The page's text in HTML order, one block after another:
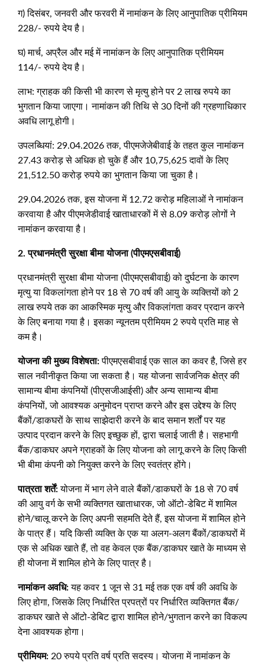
ग) दिसंबर, जनवरी और फरवरी में नामांकन के लिए आनुपातिक प्रीमियम
228/- रुपये देय है।
घ) मार्च, अप्रैल और मई में नामांकन के लिए आनुपातिक प्रीमियम
114/- रुपये देय है।
लाभ: ग्राहक की किसी भी कारण से मृत्यु होने पर 2 लाख रुपये का
भुगतान किया जाएगा। नामांकन की तिथि से 30 दिनों की ग्रहणाधिकार
अवधि लागू होगी।
उपलब्धियां: 29.04.2026 तक, पीएमजेजेबीवाई के तहत कुल नामांकन
27.43 करोड़ से अधिक हो चुके हैं और 10,75,625 दावों के लिए
21,512.50 करोड़ रुपये का भुगतान किया जा चुका है।
29.04.2026 तक, इस योजना में 12.72 करोड़ महिलाओं ने नामांकन
करवाया है और पीएमजेडीवाई खाताधारकों में से 8.09 करोड़ लोगों ने
नामांकन करवाया है।
2.प्रधानमंत्री सुरक्षा बीमा योजना (पीएमएसबीवाई)
प्रधानमंत्री सुरक्षा बीमा योजना (पीएमएसबीवाई) को दुर्घटना के कारण
मृत्यु या विकलांगता होने पर 18 से 70 वर्ष की आयु के व्यक्तियों को 2
लाख रुपये तक का आकस्मिक मृत्यु और विकलांगता कवर प्रदान करने
के लिए बनाया गया है। इसका न्यूनतम प्रीमियम 2 रुपये प्रति माह से
कम है।
योजना की मुख्य विशेषता:पीएमएसबीवाई एक साल का कवर है, जिसे हर
साल नवीनीकृत किया जा सकता है। यह योजना सार्वजनिक क्षेत्र की
सामान्य बीमा कंपनियों (पीएसजीआईसी) और अन्य सामान्य बीमा
कंपनियों, जो आवश्यक अनुमोदन प्राप्त करने और इस उद्देश्य के लिए
बैंकों/डाकघरों के साथ साझेदारी करने के बाद समान शर्तों पर यह
उत्पाद प्रदान करने के लिए इच्छुक हों, द्वारा चलाई जाती है। सहभागी
बैंक/डाकघर अपने ग्राहकों के लिए योजना को लागू करने के लिए किसी
भी बीमा कंपनी को नियुक्त करने के लिए स्वतंत्र होंगे।
पात्रता शर्तें:योजना में भाग लेने वाले बैंकों/डाकघरों के 18 से 70 वर्ष
की आयु वर्ग के सभी व्यक्तिगत खाताधारक, जो ऑटो-डेबिट में शामिल
होने/चालू करने के लिए अपनी सहमति देते हैं, इस योजना में शामिल होने
के पात्र हैं। यदि किसी व्यक्ति के एक या अलग-अलग बैंकों/डाकघरों में
एक से अधिक खाते हैं, तो वह केवल एक बैंक/डाकघर खाते के माध्यम से
ही योजना में शामिल होने के लिए पात्र है।
नामांकन अवधि:यह कवर 1 जून से 31 मई तक एक वर्ष की अवधि के
लिए होगा, जिसके लिए निर्धारित प्रपत्रों पर निर्धारित व्यक्तिगत बैंक/
डाकघर खाते से ऑटो-डेबिट द्वारा शामिल होने/भुगतान करने का विकल्प
देना आवश्यक होगा।
प्रीमियम: 20 रुपये प्रति वर्ष प्रति सदस्य। योजना में नामांकन के